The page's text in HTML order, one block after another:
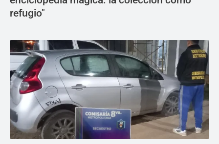
refugio"